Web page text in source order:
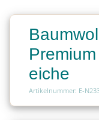
eiche
Artikelnummer: E-